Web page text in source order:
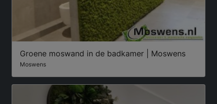
Groene moswand in de badkamer | Moswens
Moswens